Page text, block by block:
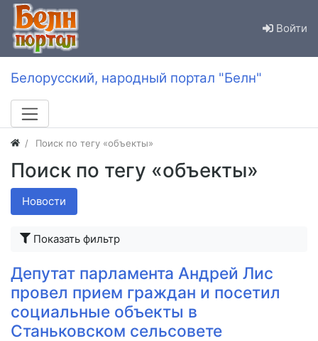
Войти
Белорусский, народный портал "Белн"
Поиск по тегу «объекты»
Поиск по тегу «объекты»
Новости
Показать фильтр
Депутат парламента Андрей Лис
провел прием граждан и посетил
социальные объекты в
Станьковском сельсовете